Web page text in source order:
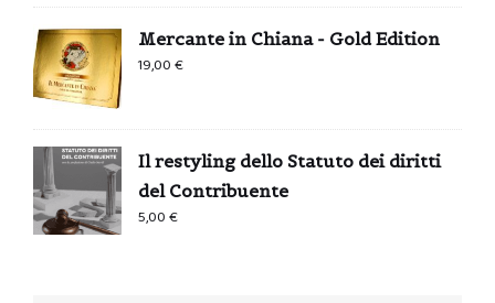
era:
0,99 €.
è:
0,00 €.
Mercante in Chiana - Gold Edition
19,00€
Il restyling dello Statuto dei diritti
del Contribuente
5,00€